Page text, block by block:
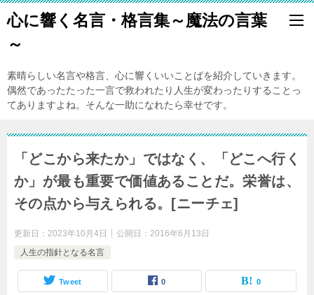
心に響く名言・格言集～魔法の言葉
～
素晴らしい名言や格言、心に響くいいことばを紹介していきます。
偶然であったたった一言で救われたり人生が変わったりすることっ
てありますよね。そんな一助になれたら幸せです。
「どこから来たか」ではなく、「どこへ行く
か」が最も重要で価値あることだ。栄誉は、
その点から与えられる。[ニーチェ]
更新日： 2023年10月4日 公開日： 2016年6月13日
人生の指針となる名言
Tweet 0 0